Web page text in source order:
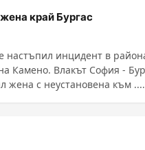
край Бургас
настъпил инцидент в
Камено. Влакът София -
жена с неустановена към